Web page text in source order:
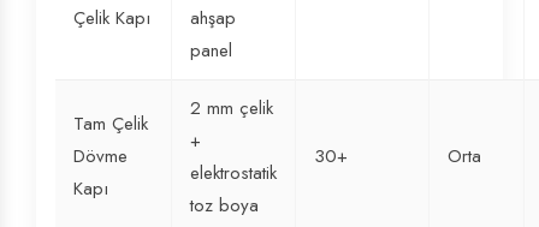
Çelik Kapı
ahşap
panel
Tam Çelik
Dövme
Kapı
2 mm çelik
+
elektrostatik
toz boya
30+ Orta